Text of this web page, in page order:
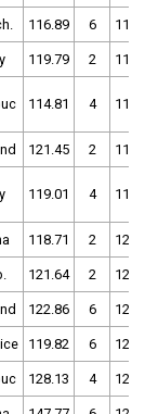
116.89 6
119.79 2
114.81 4
121.45 2
119.01 4
118.71 2
121.64 2
122.86 6
119.82 6
128.13 4